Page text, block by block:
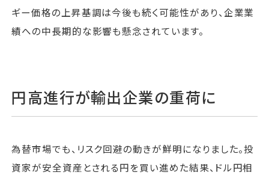
ギー価格の上昇基調は今後も続く可能性があり、企業業
績への中長期的な影響も懸念されています。
円高進行が輸出企業の重荷に
為替市場でも、リスク回避の動きが鮮明になりました。投
資家が安全資産とされる円を買い進めた結果、ドル円相